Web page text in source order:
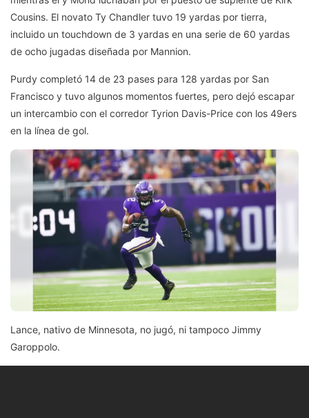
Cousins. El novato Ty Chandler tuvo 19 yardas por tierra,
incluido un touchdown de 3 yardas en una serie de 60 yardas
de ocho jugadas diseñada por Mannion.
Purdy completó 14 de 23 pases para 128 yardas por San
Francisco y tuvo algunos momentos fuertes, pero dejó escapar
un intercambio con el corredor Tyrion Davis-Price con los 49ers
en la línea de gol.
Lance, nativo de Minnesota, no jugó, ni tampoco Jimmy
Garoppolo.